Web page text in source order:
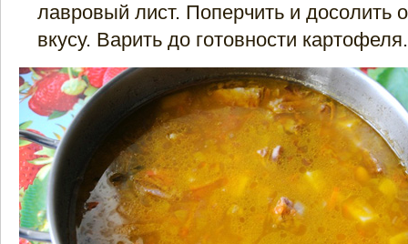
лавровый лист. Поперчить и досолить
вкусу. Варить до готовности картофеля.